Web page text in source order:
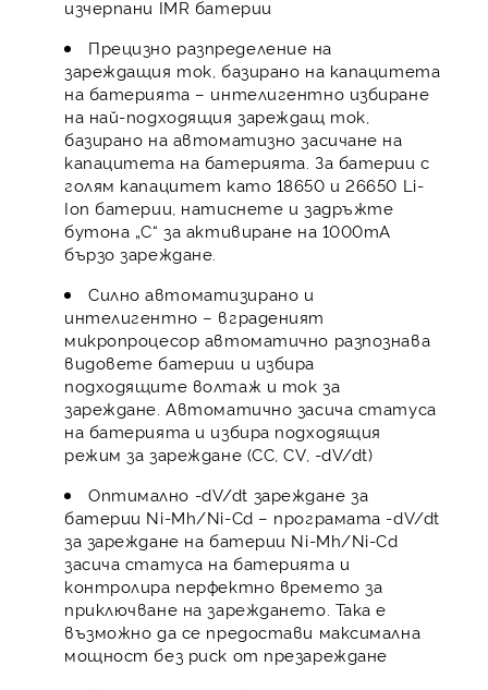
изчерпани IMR батерии
Прецизно разпределение на
зареждащия ток, базирано на капацитета
на батерията – интелигентно избиране
на най-подходящия зареждащ ток,
базирано на автоматизно засичане на
капацитета на батерията. За батерии с
голям капацитет като 18650 и 26650 Li-
Ion батерии, натиснете и задръжте
бутона „C“ за активиране на 1000mA
бързо зареждане.
Силно автоматизирано и
интелигентно – вграденият
микропроцесор автоматично разпознава
видовете батерии и избира
подходящите волтаж и ток за
зареждане. Автоматично засича статуса
на батерията и избира подходящия
режим за зареждане (CC, CV, -dV/dt)
Оптимално -dV/dt зареждане за
батерии Ni-Mh/Ni-Cd – програмата -dV/dt
за зареждане на батерии Ni-Mh/Ni-Cd
засича статуса на батерията и
контролира перфектно времето за
приключване на зареждането. Така е
възможно да се предостави максимална
мощност без риск от презареждане